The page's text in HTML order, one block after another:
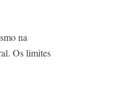
na
Os limites